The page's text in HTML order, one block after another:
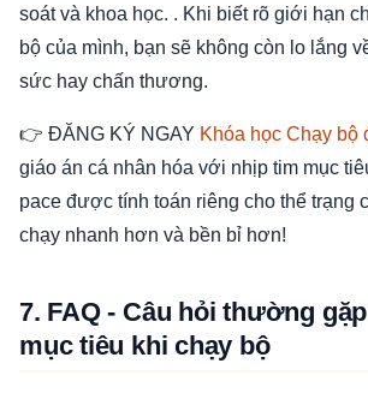
soát và khoa học. . Khi biết rõ giới hạn
bộ của mình, bạn sẽ không còn lo lắng
sức hay chấn thương.
👉 ĐĂNG KÝ NGAY Khóa học Chạy bộ
giáo án cá nhân hóa với nhịp tim mục
pace được tính toán riêng cho thể trạng
chạy nhanh hơn và bền bỉ hơn!
7. FAQ - Câu hỏi thường
mục tiêu khi chạy bộ